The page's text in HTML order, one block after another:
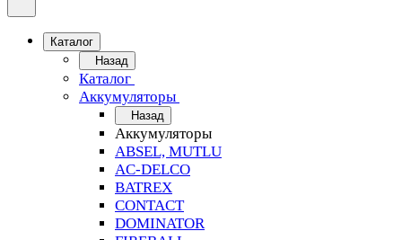
Каталог
Назад
Каталог
Аккумуляторы
Назад
Аккумуляторы
ABSEL, MUTLU
AC-DELCO
BATREX
CONTACT
DOMINATOR